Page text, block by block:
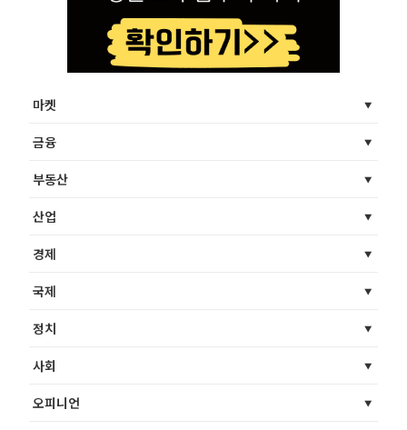
마켓
금융
부동산
산업
경제
국제
정치
사회
오피니언